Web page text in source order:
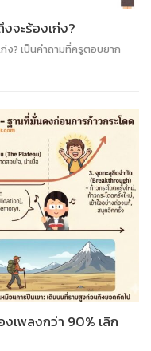
จะร้องเก่ง?
ง? เป็นคำถามที่ครูตอบยาก
เพลงกว่า 90% เลิก